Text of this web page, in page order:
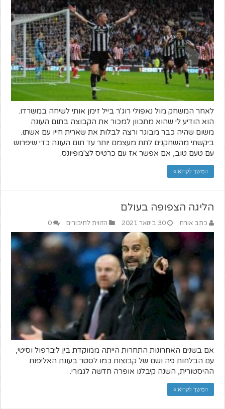
לאחר המשחק מול נאפולי רוג'ר בייל זימן אותי לשיחה במשרדו.
הוא הודיע לי שהוא מתכוון למכור את הקבוצה בתום העונה
משום שהיה כבר מבוגר ורצה לבלות את שארית חייו עם אשתו.
ביקשתי מהשחקנים לתת מעצמם יותר עד תום העונה כדי שיפרוש
עם טעם טוב, אם אפשר אז עם כרטיס לצ'מפיונס.
המשך לקרוא »
הליגה הצפופה בעולם
כתב אורח 30 בינואר 2021 הזווית לחיבורים 0
אם בשנים האחרונות התחרות הייתה ממוקדת בין ליברפול וסיטי,
עם הבלחות פה ושם של קבוצות כמו לסטר בעונת האליפות
ההיסטורית, השנה קיבלנו אופרה חדשה לגמרי.
המשך לקרוא »